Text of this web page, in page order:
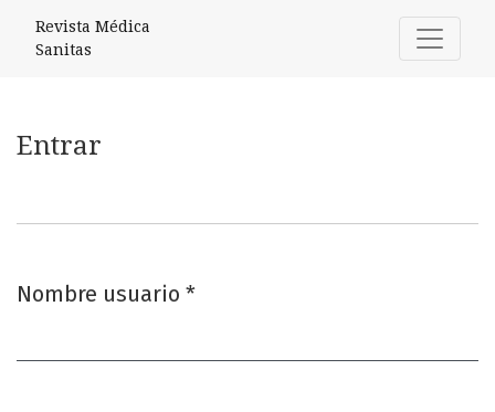
Entrar
Revista Médica
Sanitas
Entrar
Nombre usuario *